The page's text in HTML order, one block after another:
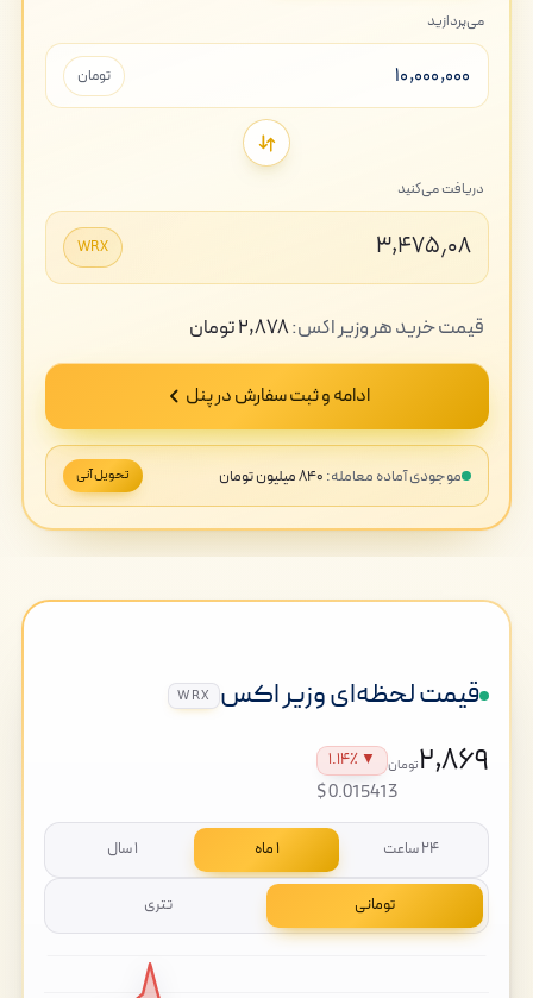
می‌پردازید
تومان
دریافت می‌کنید
۳,۴۷۵٫۰۸ WRX
قیمتخریدهر وزیر اکس:۲,۸۷۸تومان
ادامه و ثبت سفارش در پنل
موجودی آماده معامله: ۸۴۰ میلیون تومان تحویل آنی
قیمت لحظه‌ای وزیر اکس WRX
۲,۸۶۹تومان ▼ ۱.۱۴٪
$0.015413
۲۴ ساعت ۱ ماه ۱ سال
تومانی تتری